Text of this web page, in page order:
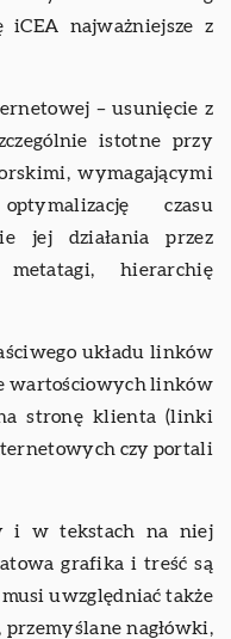
najważniejsze z
– usunięcie z
istotne przy
wymagającymi
czasu
jej działania przez
hierarchię
układu linków
wartościowych linków
stronę klienta (linki
czy portali
i w tekstach na niej
grafika i treść są
uwzględniać także
przemyślane nagłówki,